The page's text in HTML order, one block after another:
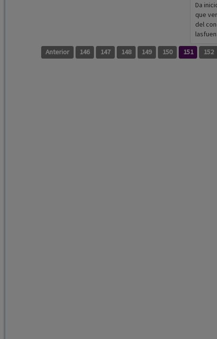
Da
que
del
Anterior 146 147 148 149 150 151 152